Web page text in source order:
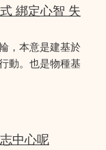
綁定心智 失
，本意是建基於
動。也是物種基
中心呢